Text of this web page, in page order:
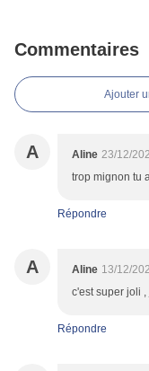
Commentaires
Ajouter
A Aline 23/12/
trop mignon tu
Répondre
A Aline 13/12/
c'est super joli
Répondre